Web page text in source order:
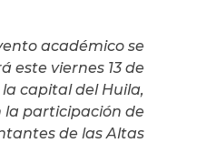
académico se
este viernes 13 de
capital del Huila,
la participación de
de las Altas